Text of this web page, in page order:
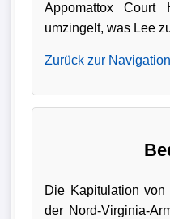
Appomattox Court
umzingelt, was Lee
Zurück zur Navigation
Die Kapitulation
der Nord-Virginia-